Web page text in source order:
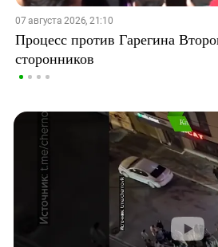
07 августа 2026, 21:10
Процесс против Гарегина
сторонников